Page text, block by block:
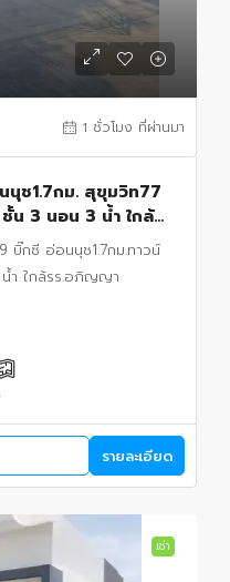
1 ชั่วโมง ที่ผ่านมา
นุช1.7กม. สุขุมวิท77
น 3 นอน 3 น้ำ ใกล้
ตร.ว.
บิ๊กซี อ่อนนุช1.7กม.ทาวน์
ำ ใกล้รร.อภิญญา
รายละเอียด
เช่า